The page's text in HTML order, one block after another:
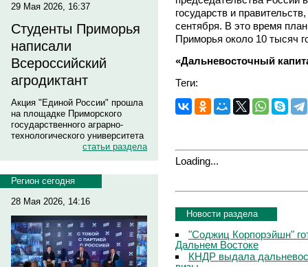
29 Мая 2026, 16:37
Студенты Приморья
написали
Всероссийский
агродиктант
Акция "Единой России" прошла
на площадке Приморского
государственного аграрно-
технологического университета
статьи раздела
Регион сегодня
28 Мая 2026, 14:16
государств и
сентября. В это время
Приморья около 10 тысяч
«Дальневосточный
Теги:
Loading...
Новости раздела
"Соджиц Корпорэйшн"
Дальнем Востоке
КНДР выдала